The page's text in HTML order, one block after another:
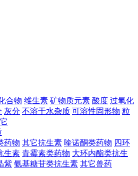
合物 维生素 矿物质元素 酸度 过氧化
灰分 不溶于水杂质 可溶性固形物 粒
药物 其它抗生素 喹诺酮类药物 四环
生素 青霉素类药物 大环内酯类抗生
紫 氨基糖苷类抗生素 其它兽药